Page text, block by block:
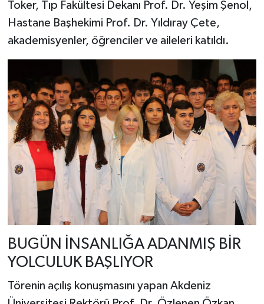
Toker, Tıp Fakültesi Dekanı Prof. Dr. Yeşim Şenol,
Hastane Başhekimi Prof. Dr. Yıldıray Çete,
akademisyenler, öğrenciler ve aileleri katıldı.
BUGÜN İNSANLIĞA ADANMIŞ BİR
YOLCULUK BAŞLIYOR
Törenin açılış konuşmasını yapan Akdeniz
Spor